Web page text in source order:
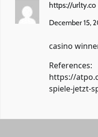
https://urlty.co
December 15,
casino
References:
https://
spiele-jetzt-